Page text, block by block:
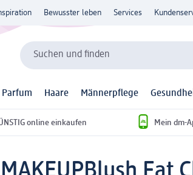
Bewusster leben Services
Suchen und finden
Parfum Haare Männerpflege
online einkaufen Mein dm-